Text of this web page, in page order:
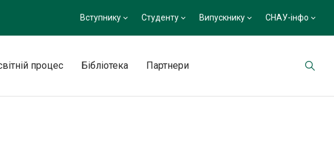
Вступнику Студенту Випускнику СНАУ-інфо
процес Бібліотека Партнери